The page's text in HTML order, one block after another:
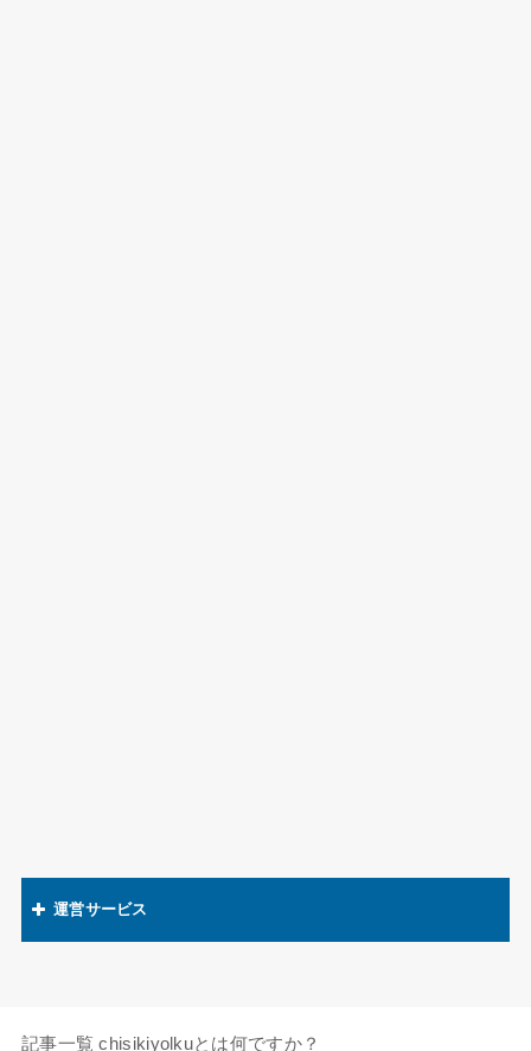
運営サービス
キャラの知識欲
記事一覧 chisikiyolkuとは何ですか？